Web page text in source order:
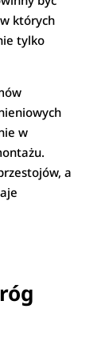
których
tylko
w
a